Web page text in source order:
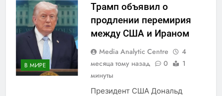
В МИРЕ
Трамп объявил о
продлении перемирия
между США и Ираном
Media Analytic Centre
4
месяца тому назад
0
1
минуты
Президент США Дональд